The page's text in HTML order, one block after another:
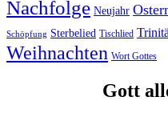
Nachfolge Neujahr
Schöpfung Sterbelied Tischlied
Weihnachten Wort Gottes
Gott